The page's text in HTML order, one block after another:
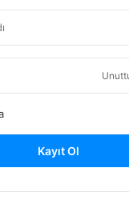
Kayıt Ol